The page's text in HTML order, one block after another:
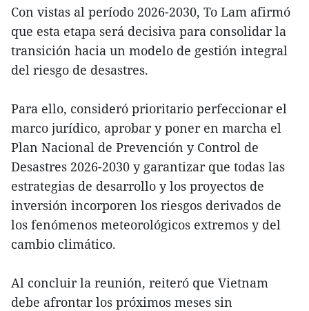
Con vistas al período 2026-2030, To Lam afirmó
que esta etapa será decisiva para consolidar la
transición hacia un modelo de gestión integral
del riesgo de desastres.
Para ello, consideró prioritario perfeccionar el
marco jurídico, aprobar y poner en marcha el
Plan Nacional de Prevención y Control de
Desastres 2026-2030 y garantizar que todas las
estrategias de desarrollo y los proyectos de
inversión incorporen los riesgos derivados de
los fenómenos meteorológicos extremos y del
cambio climático.
Al concluir la reunión, reiteró que Vietnam
debe afrontar los próximos meses sin